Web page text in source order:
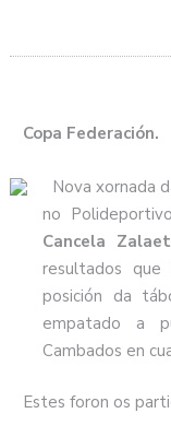
Copa Federación.
Nova xornada
no
Cancela
resultados que
posición da
empatado a
Cambados en
Estes foron os